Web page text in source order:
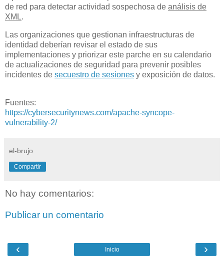
de red para detectar actividad sospechosa de análisis de
XML.
Las organizaciones que gestionan infraestructuras de
identidad deberían revisar el estado de sus
implementaciones y priorizar este parche en su calendario
de actualizaciones de seguridad para prevenir posibles
incidentes de secuestro de sesiones y exposición de datos.
Fuentes:
https://cybersecuritynews.com/apache-syncope-
vulnerability-2/
el-brujo
Compartir
No hay comentarios:
Publicar un comentario
‹ ›
Inicio